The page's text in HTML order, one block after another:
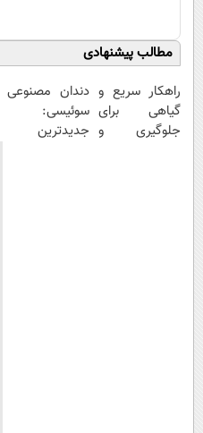
مطالب پیشنهادی
راهکار سریع و
گیاهی برای
جلوگیری و
دندان مصنوعی
سوئیسی:
جدیدترین